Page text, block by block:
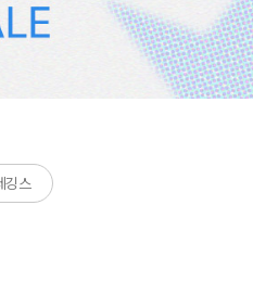
깅스